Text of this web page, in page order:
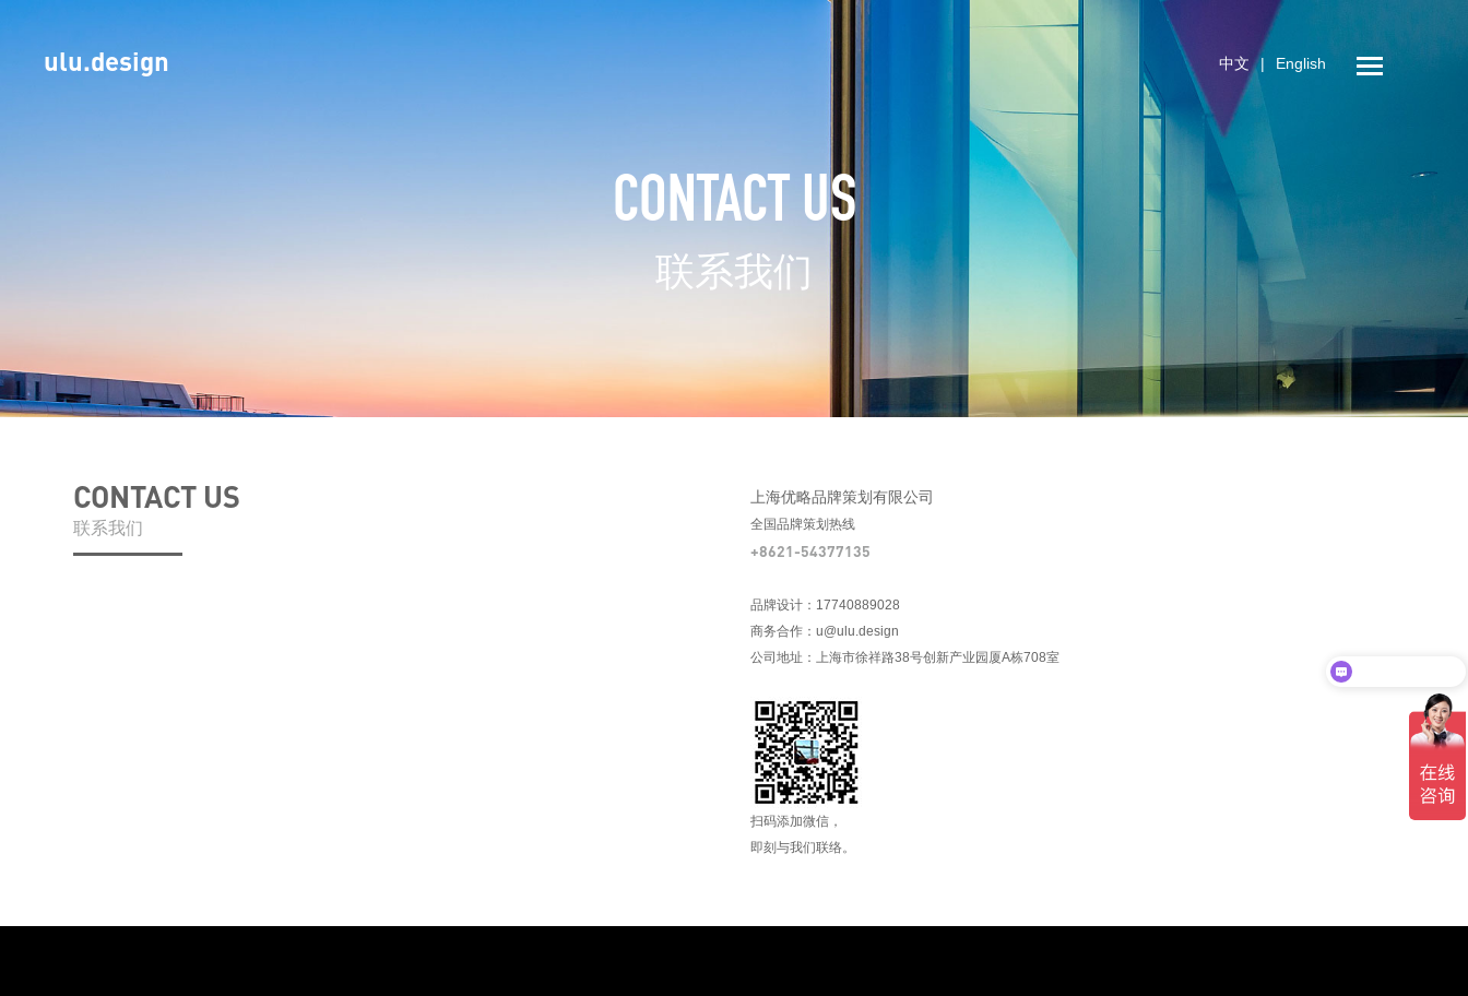
CONTACT US
联系我们
ulu.design 中文 | English
CONTACT US
联系我们
上海优略品牌策划有限公司
全国品牌策划热线
+8621-54377135
品牌设计：17740889028
商务合作：u@ulu.design
公司地址：上海市徐祥路38号创新产业园厦A栋708室
扫码添加微信，
即刻与我们联络。